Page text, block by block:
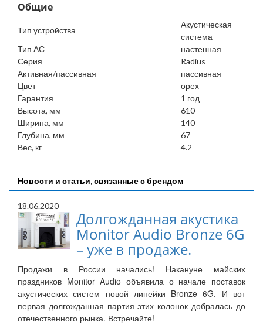
Общие
Тип устройства
Акустическая
система
Тип АС
настенная
Серия
Radius
Активная/пассивная
пассивная
Цвет
орех
Гарантия
1 год
Высота, мм
610
Ширина, мм
140
Глубина, мм
67
Вес, кг
4.2
Новости и статьи, связанные с брендом
18.06.2020
Долгожданная акустика
Monitor Audio Bronze 6G
– уже в продаже.
Продажи в России начались! Накануне майских
праздников Monitor Audio объявила о начале поставок
акустических систем новой линейки Bronze 6G. И вот
первая долгожданная партия этих колонок добралась до
отечественного рынка. Встречайте!